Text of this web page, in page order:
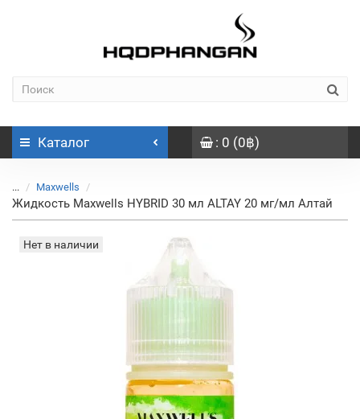
Каталог : 0 (0฿)
... Maxwells
Жидкость Maxwells HYBRID 30 мл ALTAY 20 мг/мл Алтай
Нет в наличии